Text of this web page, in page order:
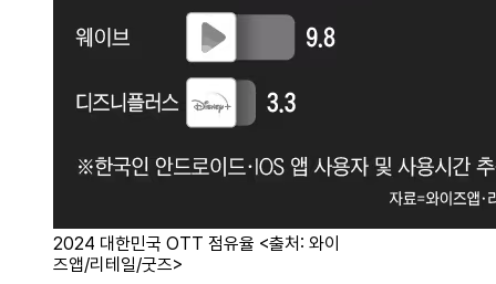
2024 대한민국 OTT 점유율 <출처: 와이
즈앱/리테일/굿즈>